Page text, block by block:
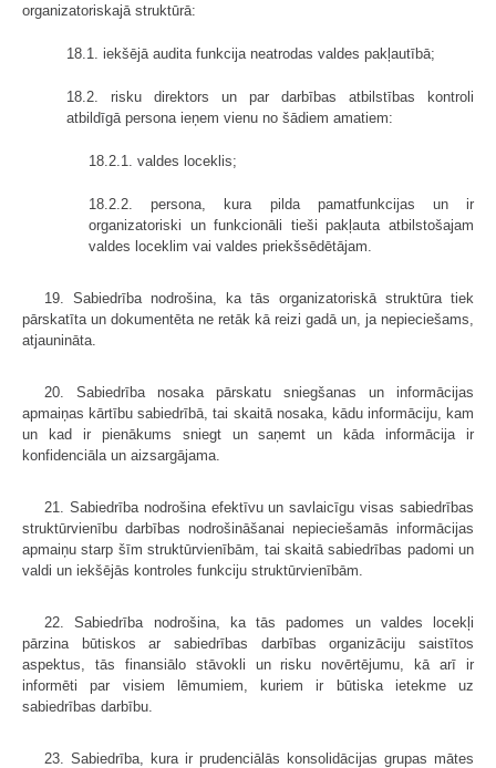
organizatoriskajā struktūrā:
18.1. iekšējā audita funkcija neatrodas valdes pakļautībā;
18.2. risku direktors un par darbības atbilstības kontroli
atbildīgā persona ieņem vienu no šādiem amatiem:
18.2.1. valdes loceklis;
18.2.2. persona, kura pilda pamatfunkcijas un ir
organizatoriski un funkcionāli tieši pakļauta atbilstošajam
valdes loceklim vai valdes priekšsēdētājam.
19. Sabiedrība nodrošina, ka tās organizatoriskā struktūra tiek
pārskatīta un dokumentēta ne retāk kā reizi gadā un, ja nepieciešams,
atjaunināta.
20. Sabiedrība nosaka pārskatu sniegšanas un informācijas
apmaiņas kārtību sabiedrībā, tai skaitā nosaka, kādu informāciju, kam
un kad ir pienākums sniegt un saņemt un kāda informācija ir
konfidenciāla un aizsargājama.
21. Sabiedrība nodrošina efektīvu un savlaicīgu visas sabiedrības
struktūrvienību darbības nodrošināšanai nepieciešamās informācijas
apmaiņu starp šīm struktūrvienībām, tai skaitā sabiedrības padomi un
valdi un iekšējās kontroles funkciju struktūrvienībām.
22. Sabiedrība nodrošina, ka tās padomes un valdes locekļi
pārzina būtiskos ar sabiedrības darbības organizāciju saistītos
aspektus, tās finansiālo stāvokli un risku novērtējumu, kā arī ir
informēti par visiem lēmumiem, kuriem ir būtiska ietekme uz
sabiedrības darbību.
23. Sabiedrība, kura ir prudenciālās konsolidācijas grupas mātes